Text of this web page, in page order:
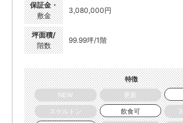
保証金・
敷金
3,080,000円
坪面積/
階数
99.99坪/1階
特徴
NEW
更新
スケルトン
飲食可